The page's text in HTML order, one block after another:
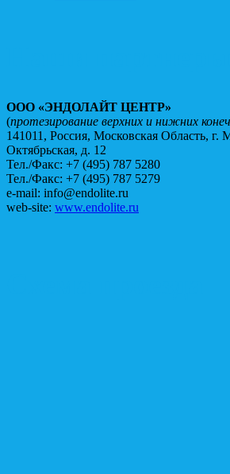
ООО «ЭНДОЛАЙТ ЦЕНТР»
(протезирование верхних и нижних
141011, Россия, Московская Область,
Октябрьская, д. 12
Тел./Факс: +7 (495) 787 5280
Тел./Факс: +7 (495) 787 5279
e-mail: info@endolite.ru
web-site: www.endolite.ru